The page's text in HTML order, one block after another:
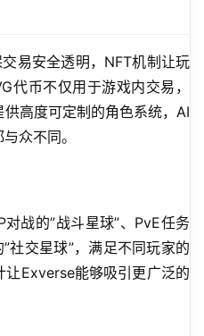
易安全透明，NFT机制让玩
代币不仅用于游戏内交易，
高度可定制的角色系统，AI
众不同。
战的”战斗星球”、PvE任务
社交星球”，满足不同玩家的
让Exverse能够吸引更广泛的